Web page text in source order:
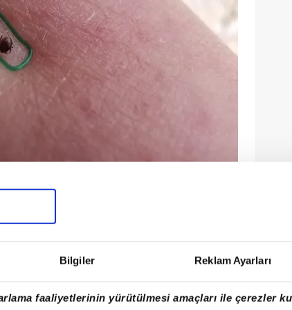
Bilgiler Reklam Ayarları
faaliyetlerinin yürütülmesi amaçları ile çerezler
NEDEN OLABİLİYOR'
bir canlı olduğunu belirten Uzm. Dr.
taşıyabilir. Vücuda tutunan keneler